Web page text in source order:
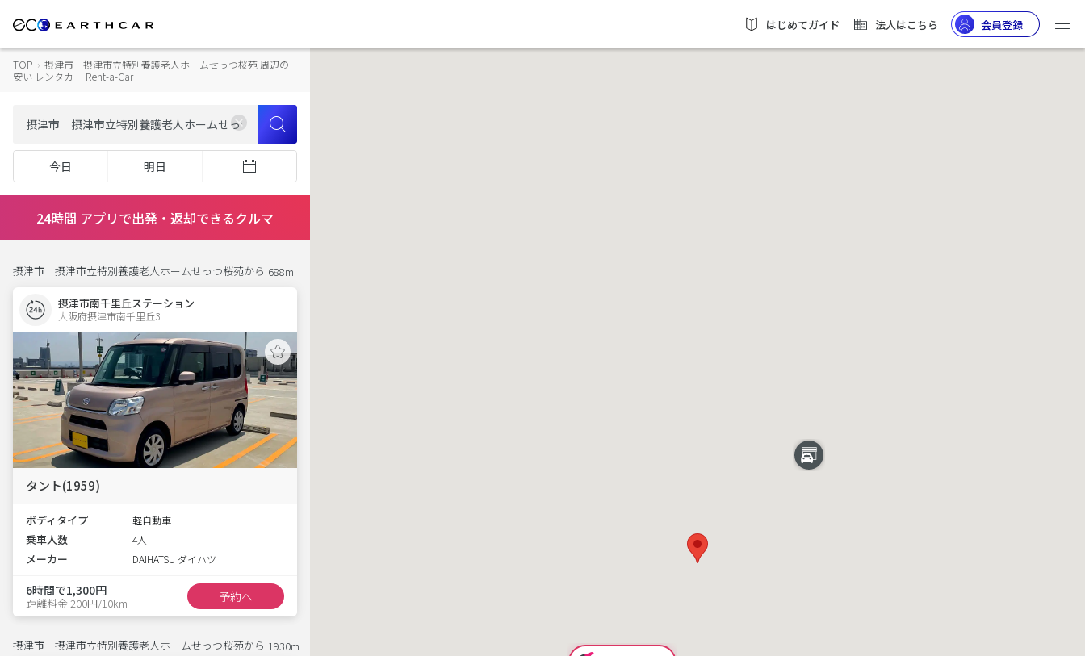
はじめてガイド 法人はこちら 会員登録
TOP › 摂津市 摂津市立特別養護老人ホームせっつ桜苑 周辺の
安い レンタカー Rent-a-Car
今日 明日
24時間 アプリで出発・返却できるクルマ
摂津市 摂津市立特別養護老人ホームせっつ桜苑から 688m
摂津市南千里丘ステーション
大阪府摂津市南千里丘3
タント(1959)
ボディタイプ 軽自動車
乗車人数 4人
メーカー DAIHATSU ダイハツ
6時間で1,300円
距離料金 200円/10km 予約へ
摂津市 摂津市立特別養護老人ホームせっつ桜苑から 1930m